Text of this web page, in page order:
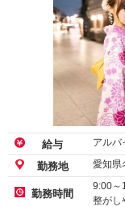
給与 アルバ
勤務地 愛知県
勤務時間
9:00～
整が